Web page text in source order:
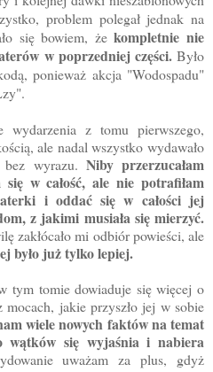
problem polegał jednak na
się bowiem, żekompletnie nie
w poprzedniej części.Było
ponieważ akcja "Wodospadu"
wydarzenia z tomu pierwszego,
ale nadal wszystko wydawało
wyrazu. Niby przerzucałam
w całość, ale nie potrafiłam
i oddać się w całości jej
z jakimi musiała się mierzyć.
zakłócało mi odbiór powieści, ale
było już tylko lepiej.
tym tomie dowiaduje się więcej o
jakie przyszło jej w sobie
wiele nowych faktów na temat
się wyjaśnia i nabiera
uważam za plus, gdyż